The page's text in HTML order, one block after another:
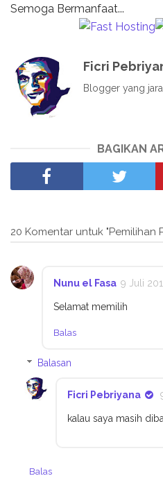
Semoga Bermanfaat...
Ficri
Blogger yang
BAGIKAN
20 Komentar untuk "Pemilihan
Nunu el Fasa 9 Juli
Selamat memilih
Balas
Balasan
Ficri Pebriyana
kalau saya masih
Balas